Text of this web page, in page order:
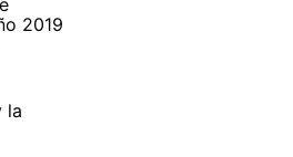
2019
la